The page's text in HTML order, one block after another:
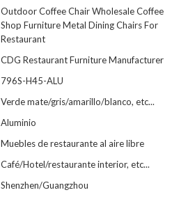
Outdoor Coffee Chair Wholesale Coffee
Shop Furniture Metal Dining Chairs For
Restaurant
CDG Restaurant Furniture Manufacturer
796S-H45-ALU
Verde mate/gris/amarillo/blanco, etc...
Aluminio
Muebles de restaurante al aire libre
Café/Hotel/restaurante interior, etc...
Shenzhen/Guangzhou